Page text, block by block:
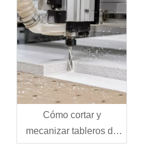
Cómo cortar y
mecanizar tableros de
espuma de PVC: